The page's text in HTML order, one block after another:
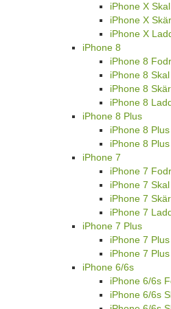
iPhone X Skal
iPhone X
iPhone X
iPhone 8
iPhone 8
iPhone 8 Skal
iPhone 8
iPhone 8
iPhone 8 Plus
iPhone 8
iPhone 8
iPhone 7
iPhone 7
iPhone 7 Skal
iPhone 7
iPhone 7
iPhone 7 Plus
iPhone 7
iPhone 7
iPhone 6/6s
iPhone 6/6s
iPhone 6/6s